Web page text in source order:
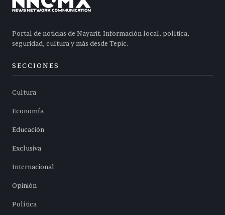
Portal de noticias de Nayarit. Información local, política,
seguridad, cultura y más desde Tepic.
SECCIONES
Cultura
Economía
Educación
Exclusiva
Internacional
Opinión
Política